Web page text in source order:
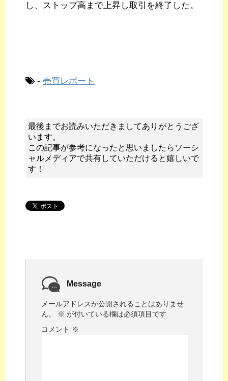
し、ストップ高まで上昇し取引を終了した。
- 売買レポート
最後までお読みいただきましてありがとうござ
います。
この記事が参考になったと思いましたらソーシ
ャルメディアで共有していただけると嬉しいで
す！
Message
メールアドレスが公開されることはありませ
ん。
※ が付いている欄は必須項目です
コメント ※